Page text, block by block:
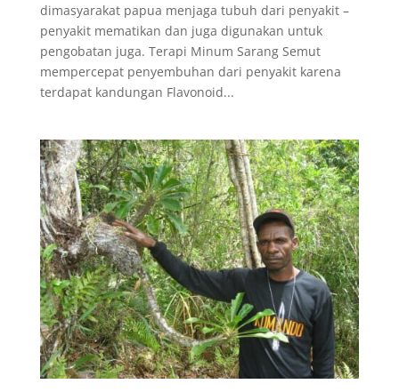
dimasyarakat papua menjaga tubuh dari penyakit –
penyakit mematikan dan juga digunakan untuk
pengobatan juga. Terapi Minum Sarang Semut
mempercepat penyembuhan dari penyakit karena
terdapat kandungan Flavonoid...